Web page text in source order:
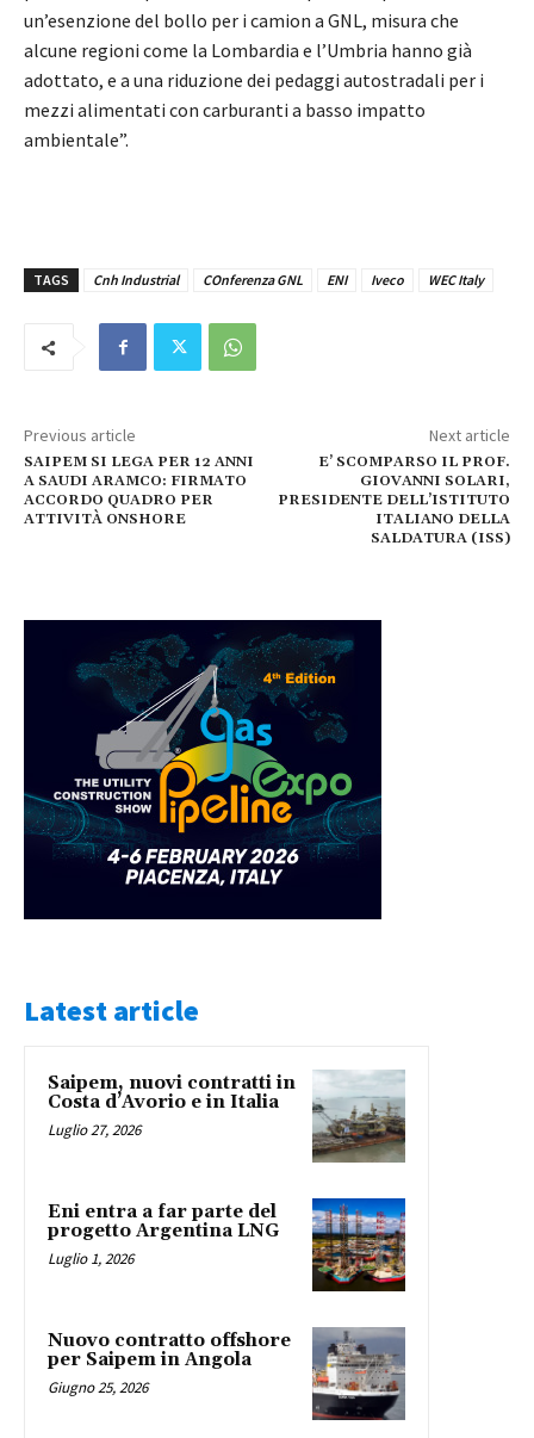
un’esenzione del bollo per i camion a GNL, misura che
alcune regioni come la Lombardia e l’Umbria hanno già
adottato, e a una riduzione dei pedaggi autostradali per i
mezzi alimentati con carburanti a basso impatto
ambientale”.
TAGS Cnh Industrial COnferenza GNL ENI Iveco WEC Italy
Previous article
SAIPEM SI LEGA PER 12 ANNI
A SAUDI ARAMCO: FIRMATO
ACCORDO QUADRO PER
ATTIVITÀ ONSHORE
Next article
E’ SCOMPARSO IL PROF.
GIOVANNI SOLARI,
PRESIDENTE DELL’ISTITUTO
ITALIANO DELLA
SALDATURA (ISS)
Latest article
Saipem, nuovi contratti in
Costa d’Avorio e in Italia
Luglio 27, 2026
Eni entra a far parte del
progetto Argentina LNG
Luglio 1, 2026
Nuovo contratto offshore
per Saipem in Angola
Giugno 25, 2026